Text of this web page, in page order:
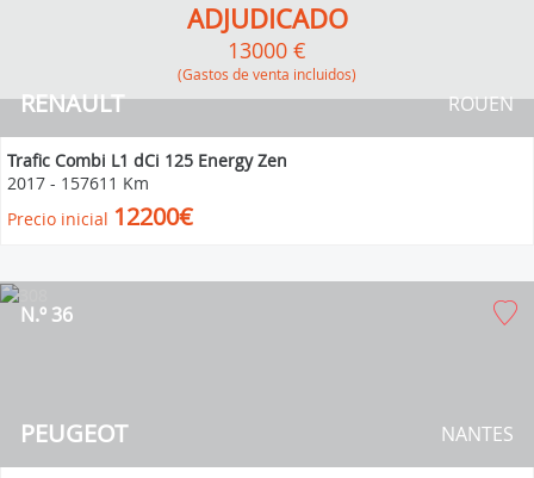
RENAULT ROUEN
ADJUDICADO
13000 €
(Gastos de venta incluidos)
Trafic Combi L1 dCi 125 Energy Zen
2017 - 157611 Km
Precio inicial 12200€
PEUGEOT
N.º 36
NANTES